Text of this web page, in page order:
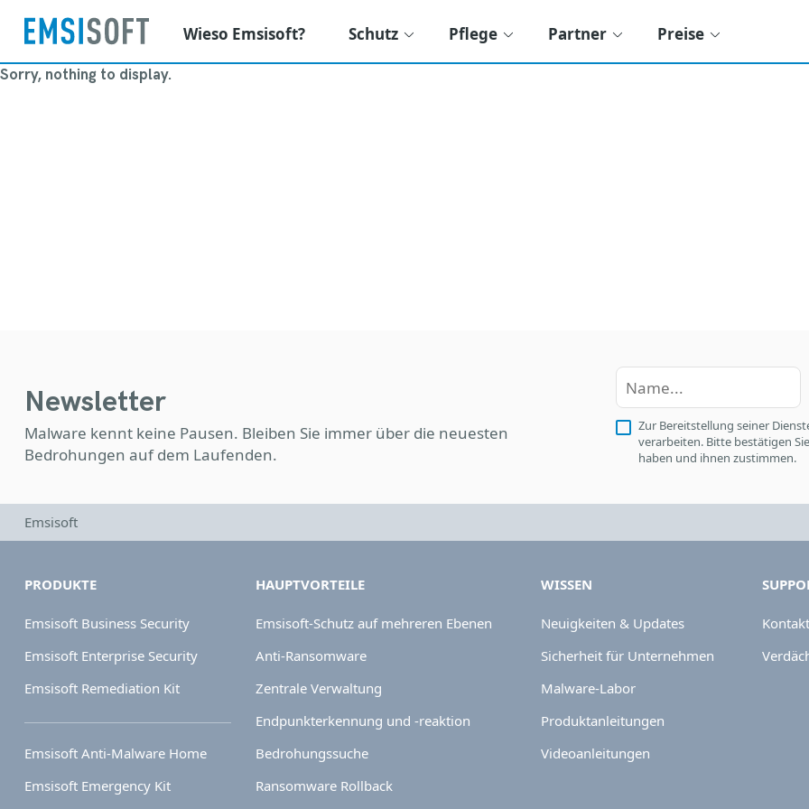
Wieso Emsisoft? Schutz Pflege Partner Preise
Sorry, nothing to display.
Newsletter
Malware kennt keine Pausen. Bleiben Sie immer über die neuesten
Bedrohungen auf dem Laufenden.
Zur Bereitstellung seiner
verarbeiten. Bitte bestätigen
haben und ihnen zustimmen.
Emsisoft
PRODUKTE
Emsisoft Business Security
Emsisoft Enterprise Security
Emsisoft Remediation Kit
Emsisoft Anti-Malware Home
Emsisoft Emergency Kit
HAUPTVORTEILE
Emsisoft-Schutz auf mehreren Ebenen
Anti-Ransomware
Zentrale Verwaltung
Endpunkterkennung und -reaktion
Bedrohungssuche
Ransomware Rollback
WISSEN
Neuigkeiten & Updates
Sicherheit für Unternehmen
Malware-Labor
Produktanleitungen
Videoanleitungen
Kontakt